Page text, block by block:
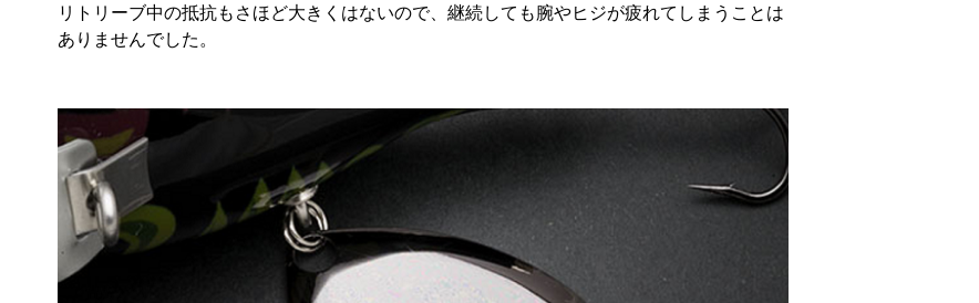
リトリーブ中の抵抗もさほど大きくはないので、継続しても腕やヒジが疲れてしまうことは
ありませんでした。